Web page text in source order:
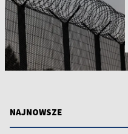
NAJNOWSZE